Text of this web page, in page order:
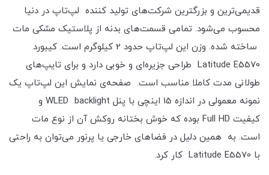
قدیمی‌ترین و بزرگترین شرکت‌های تولید کننده لپ‌تاپ‌ در دنیا
محسوب می‌شود. تمامی قسمت‌های بدنه از پلاستیک مشکی مات
ساخته شده. وزن این لپ‌تاپ حدود 2 کیلوگرم است. کیبورد
Latitude E5570 طراحی جزیره‌ای و خوبی دارد و برای تایپ‌های
طولانی مدت کاملا مناسب است. صفحه‌ی نمایش این لپ‌تاپ یک
نمونه معمولی در اندازه 15 اینچی با پنل WLED backlight و
کیفیت Full HD بوده که خوش‌ بختانه روکش آن از نوع مات
است. به همین دلیل در فضاهای خارجی یا پرنور می‌توان به راحتی
با Latitude E5570 کار کرد.